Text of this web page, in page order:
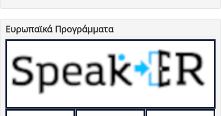
Ευρωπαϊκά Προγράμματα